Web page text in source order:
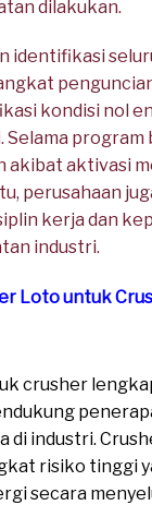
dilakukan.
identifikasi
kondisi nol
Selama program
akibat aktivasi
perusahaan
kerja dan
industri.
Loto untuk
crusher
di industri.
risiko tinggi
secara